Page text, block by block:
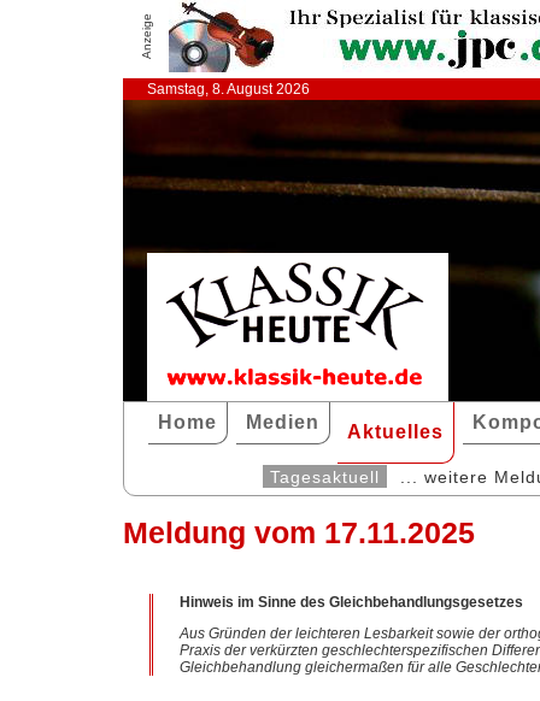
Anzeige
Samstag, 8. August 2026
Home Medien Aktuelles
Tagesaktuell ... weitere
Meldung vom 17.11.2025
Hinweis im Sinne des Gleichbehandlungsgesetzes
Aus Gründen der leichteren Lesbarkeit sowie der
Praxis der verkürzten geschlechterspezifischen
Gleichbehandlung gleichermaßen für alle